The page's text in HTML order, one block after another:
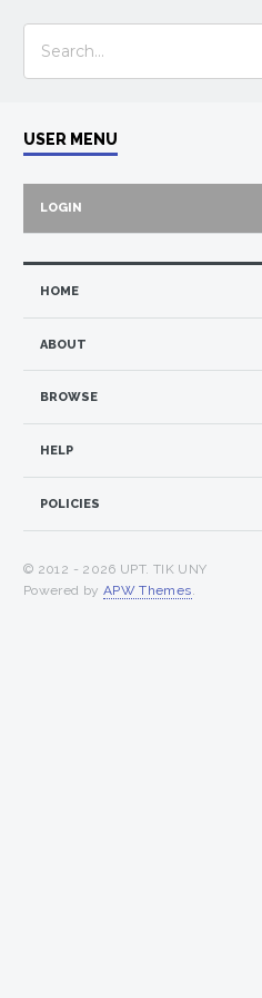
USER MENU
LOGIN
HOME
ABOUT
BROWSE
HELP
POLICIES
© 2012 - 2026 UPT. TIK UNY
Powered by APW Themes